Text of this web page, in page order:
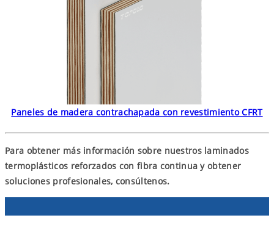
Paneles de madera contrachapada con revestimiento CFRT
Para obtener más información sobre nuestros laminados
termoplásticos reforzados con fibra continua y obtener
soluciones profesionales, consúltenos.